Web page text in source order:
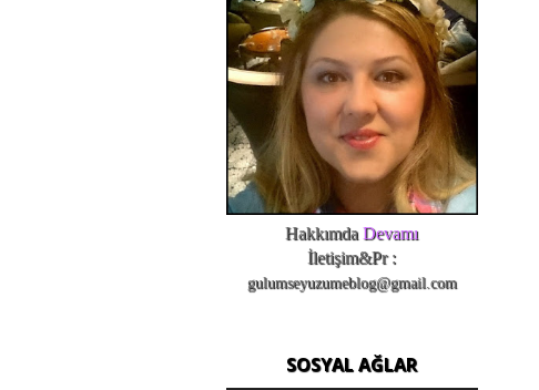
HakkımdaDevamı
İletişim&Pr :
gulumseyuzumeblog@gmail.com
SOSYAL AĞLAR